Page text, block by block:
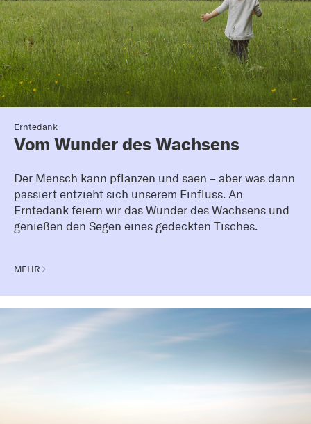
Erntedank
Vom Wunder des Wachsens
Der Mensch kann pflanzen und säen – aber was dann
passiert entzieht sich unserem Einfluss. An
Erntedank feiern wir das Wunder des Wachsens und
genießen den Segen eines gedeckten Tisches.
MEHR